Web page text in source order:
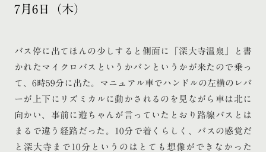
7月6日（木）
バス停に出てほんの少しすると側面に「深大寺温泉」と書
かれたマイクロバスというかバンというかが来たので乗っ
て、6時59分に出た。マニュアル車でハンドルの左横のレバ
ーが上下にリズミカルに動かされるのを見ながら車は北に
向かい、事前に遊ちゃんが言っていたとおり路線バスとは
まるで違う経路だった。10分で着くらしく、バスの感覚だ
と深大寺まで10分というのはとても想像ができなかった